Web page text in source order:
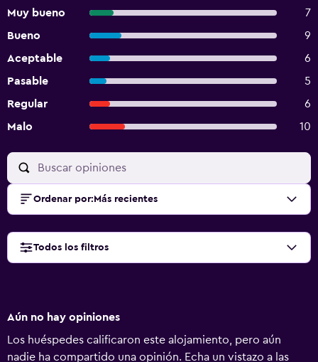
Muy bueno
7
Bueno
9
Aceptable
6
Pasable
5
Regular
6
Malo
10
Ordenar por: Más recientes
Todos los filtros
Aún no hay opiniones
Los huéspedes calificaron este alojamiento, pero aún
nadie ha compartido una opinión. Echa un vistazo a las